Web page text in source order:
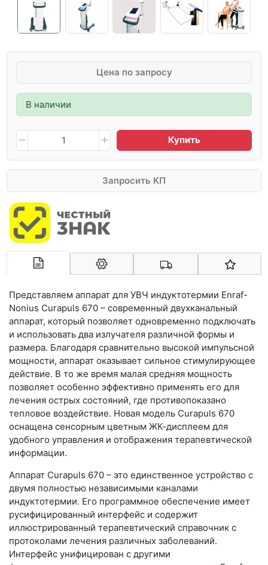
Цена по запросу
В наличии
Купить
Запросить КП
Арконт-Мед
Представляем аппарат для УВЧ индуктотермии Enraf-
Nonius Curapuls 670 – современный двухканальный
аппарат, который позволяет одновременно подключать
и использовать два излучателя различной формы и
размера. Благодаря сравнительно высокой импульсной
мощности, аппарат оказывает сильное стимулирующее
действие. В то же время малая средняя мощность
позволяет особенно эффективно применять его для
лечения острых состояний, где противопоказано
тепловое воздействие. Новая модель Curapuls 670
оснащена сенсорным цветным ЖК-дисплеем для
удобного управления и отображения терапевтической
информации.
Аппарат Curapuls 670 – это единственное устройство с
двумя полностью независимыми каналами
индуктотермии. Его программное обеспечение имеет
русифицированный интерфейс и содержит
иллюстрированный терапевтический справочник с
протоколами лечения различных заболеваний.
Интерфейс унифицирован с другими